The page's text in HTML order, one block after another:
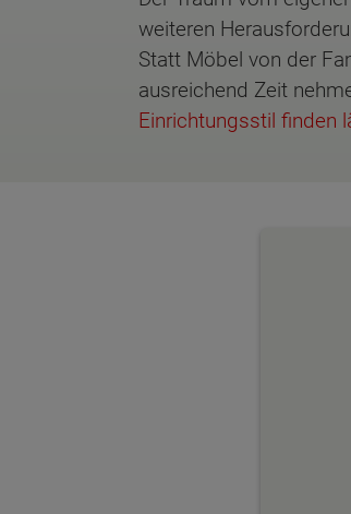
weiteren
Statt Möbel von der
ausreichend Zeit
Einrichtungsstil finden